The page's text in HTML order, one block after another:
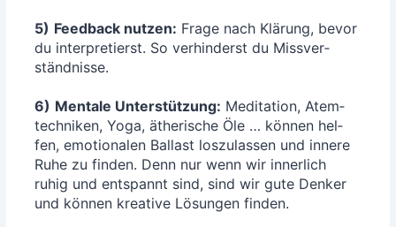
5) Feed­back nut­zen: Fra­ge nach Klä­rung, bevor
du inter­pre­tierst. So ver­hin­derst du Miss­ver­
ständ­nis­se.
6) Men­ta­le Unter­stüt­zung: Medi­ta­ti­on, Atem­
tech­ni­ken, Yoga, äthe­ri­sche Öle … kön­nen hel­
fen, emo­tio­na­len Bal­last los­zu­las­sen und inne­re
Ruhe zu fin­den. Denn nur wenn wir inner­lich
ruhig und ent­spannt sind, sind wir gute Den­ker
und kön­nen krea­ti­ve Lösun­gen finden.